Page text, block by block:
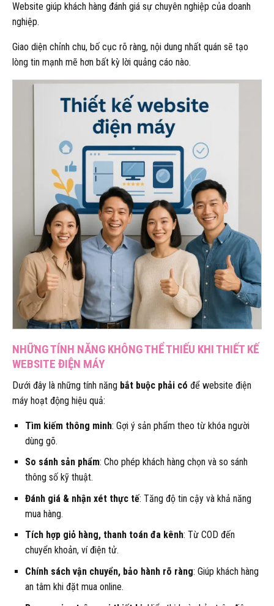
Website giúp khách hàng đánh giá sự chuyên nghiệp của doanh
nghiệp.
Giao diện chỉnh chu, bố cục rõ ràng, nội dung nhất quán sẽ tạo
lòng tin mạnh mẽ hơn bất kỳ lời quảng cáo nào.
NHỮNG TÍNH NĂNG KHÔNG THỂ THIẾU KHI THIẾT KẾ
WEBSITE ĐIỆN MÁY
Dưới đây là những tính năng bắt buộc phải có để website điện
máy hoạt động hiệu quả:
Tìm kiếm thông minh: Gợi ý sản phẩm theo từ khóa người
dùng gõ.
So sánh sản phẩm: Cho phép khách hàng chọn và so sánh
thông số kỹ thuật.
Đánh giá & nhận xét thực tế: Tăng độ tin cậy và khả năng
mua hàng.
Tích hợp giỏ hàng, thanh toán đa kênh: Từ COD đến
chuyển khoản, ví điện tử.
Chính sách vận chuyển, bảo hành rõ ràng: Giúp khách hàng
an tâm khi đặt mua online.